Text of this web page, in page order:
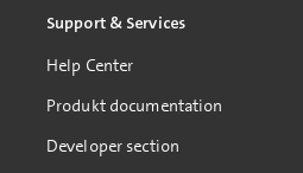
Support & Services
Help Center
Produkt documentation
Developer section